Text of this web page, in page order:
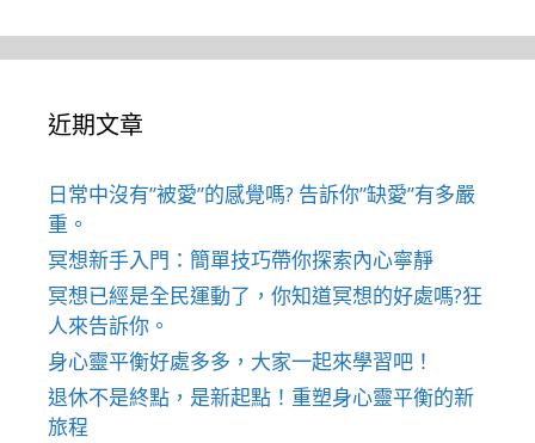
近期文章
日常中沒有”被愛”的感覺嗎? 告訴你”缺愛”有多嚴
重。
冥想新手入門：簡單技巧帶你探索內心寧靜
冥想已經是全民運動了，你知道冥想的好處嗎?狂
人來告訴你。
身心靈平衡好處多多，大家一起來學習吧！
退休不是終點，是新起點！重塑身心靈平衡的新
旅程